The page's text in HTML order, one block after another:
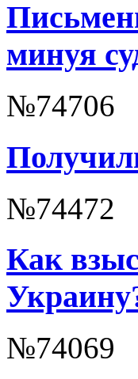
минуя
№74706
№74472
Как
№74069